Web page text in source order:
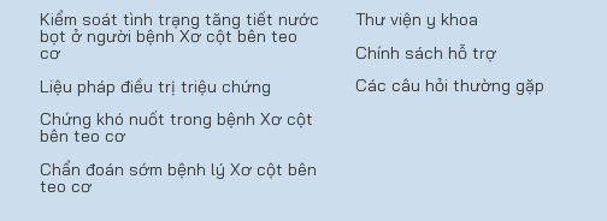
Kiểm soát tình trạng tăng tiết nước
bọt ở người bệnh Xơ cột bên teo
cơ
Liệu pháp điều trị triệu chứng
Chứng khó nuốt trong bệnh Xơ cột
bên teo cơ
Chẩn đoán sớm bệnh lý Xơ cột bên
teo cơ
Thư viện y khoa
Chính sách hỗ trợ
Các câu hỏi thường gặp